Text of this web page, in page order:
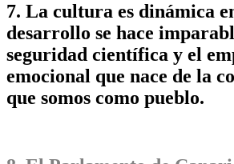
7. La cultura es dinámica
desarrollo se hace
seguridad científica y el
emocional que nace de la
que somos como pueblo.